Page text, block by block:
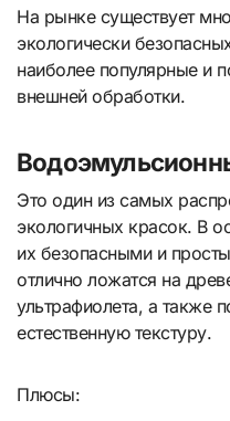
На рынке существует
экологически
наиболее популярные и
внешней обработки.
Это один из самых
экологичных красок. В
их безопасными и
отлично ложатся на
ультрафиолета, а также
естественную текстуру.
Плюсы: